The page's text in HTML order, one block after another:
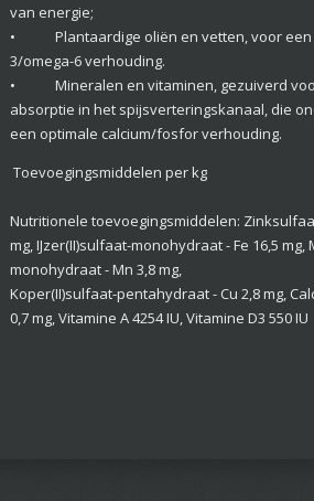
van energie;
• Plantaardige oliën en vetten, voor een
3/omega-6 verhouding.
• Mineralen en vitaminen, gezuiverd
absorptie in het spijsverteringskanaal, die
een optimale calcium/fosfor verhouding.
Toevoegingsmiddelen per kg
Nutritionele toevoegingsmiddelen:
mg, IJzer(II)sulfaat-monohydraat - Fe 16,5
monohydraat - Mn 3,8 mg,
Koper(II)sulfaat-pentahydraat - Cu 2,8 mg,
0,7 mg, Vitamine A 4254 IU, Vitamine D3 550 IU